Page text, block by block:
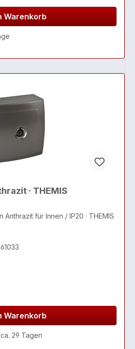
Warenkorb
· THEMIS
für Innen / IP20 · THEMIS
Warenkorb
29 Tagen